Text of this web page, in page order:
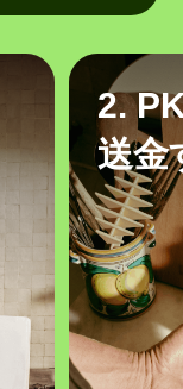
2.
送金